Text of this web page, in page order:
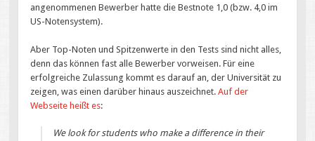
angenommenen Bewerber hatte die Bestnote 1,0 (bzw. 4,0 im
US-Notensystem).
Aber Top-Noten und Spitzenwerte in den Tests sind nicht alles,
denn das können fast alle Bewerber vorweisen. Für eine
erfolgreiche Zulassung kommt es darauf an, der Universität zu
zeigen, was einen darüber hinaus auszeichnet. Auf der
Webseite heißt es:
We look for students who make a difference in their